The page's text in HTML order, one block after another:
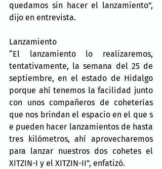
quedamos sin hacer el lanzamiento”,
dijo en entrevista.
Lanzamiento
“El lanzamiento lo realizaremos,
tentativamente, la semana del 25 de
septiembre, en el estado de Hidalgo
porque ahí tenemos la facilidad junto
con unos compañeros de coheterías
que nos brindan el espacio en el que s
e pueden hacer lanzamientos de hasta
tres kilómetros, ahí aprovecharemos
para lanzar nuestros dos cohetes el
XITZIN-I y el XITZIN-II”, enfatizó.